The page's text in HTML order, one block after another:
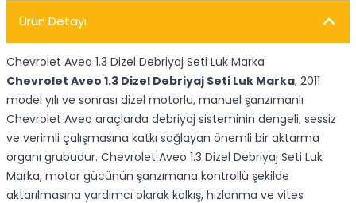
Ürün Detayı
Chevrolet Aveo 1.3 Dizel Debriyaj Seti Luk Marka
Chevrolet Aveo 1.3 Dizel Debriyaj Seti Luk Marka, 2011
model yılı ve sonrası dizel motorlu, manuel şanzımanlı
Chevrolet Aveo araçlarda debriyaj sisteminin dengeli, sessiz
ve verimli çalışmasına katkı sağlayan önemli bir aktarma
organı grubudur. Chevrolet Aveo 1.3 Dizel Debriyaj Seti Luk
Marka, motor gücünün şanzımana kontrollü şekilde
aktarılmasına yardımcı olarak kalkış, hızlanma ve vites